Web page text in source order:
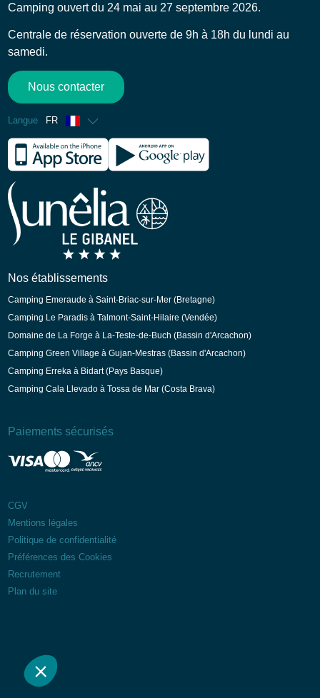
Camping ouvert du 24 mai au 27 septembre 2026.
Centrale de réservation ouverte de 9h à 18h du lundi au
samedi.
Nous contacter
Langue FR
Anglais
Espagnol
Allemand
Néerlandais
Nos établissements
Camping Emeraude à Saint-Briac-sur-Mer (Bretagne)
Camping Le Paradis à Talmont-Saint-Hilaire (Vendée)
Domaine de La Forge à La-Teste-de-Buch (Bassin d'Arcachon)
Camping Green Village à Gujan-Mestras (Bassin d'Arcachon)
Camping Erreka à Bidart (Pays Basque)
Camping Cala Llevado à Tossa de Mar (Costa Brava)
Paiements sécurisés
CGV
Mentions légales
Politique de confidentialité
Préférences des Cookies
Recrutement
Plan du site